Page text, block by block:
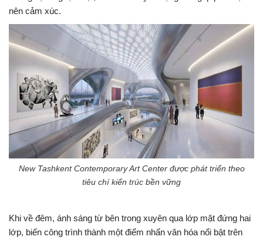
nên cảm xúc.
New Tashkent Contemporary Art Center được phát triển theo
tiêu chí kiến trúc bền vững
Khi về đêm, ánh sáng từ bên trong xuyên qua lớp mặt đứng hai
lớp, biến công trình thành một điểm nhấn văn hóa nổi bật trên